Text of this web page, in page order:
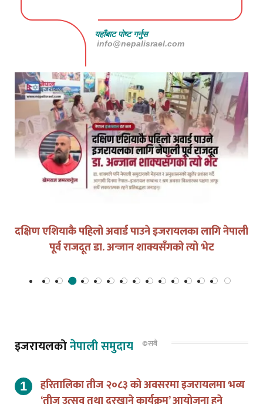
यहाँबाट पोष्ट गर्नुस
info@nepalisrael.com
युद्धको घडीमा मौनता पनि जिम्मेवारी हो
‘तीज उत्सव तथा दरखाने कार्यक्रम’ आयोजना हुने